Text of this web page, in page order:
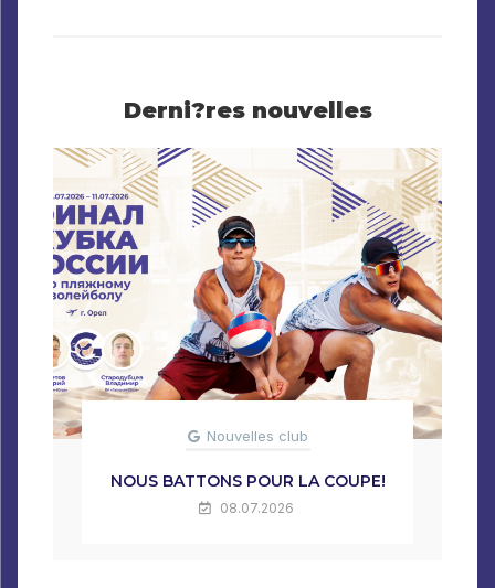
Derni?res nouvelles
Nouvelles club
NOUS BATTONS POUR LA COUPE!
08.07.2026